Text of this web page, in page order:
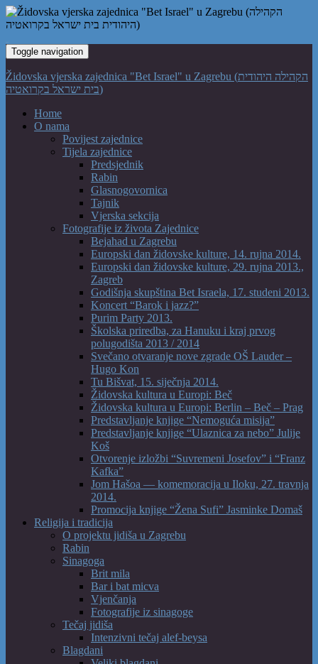
Toggle navigation
Židovska vjerska zajednica "Bet Israel" u Zagrebu (הקהילה היהודית
בית ישראל בקרואטיה)
Home
O nama
Povijest zajednice
Tijela zajednice
Predsjednik
Rabin
Glasnogovornica
Tajnik
Vjerska sekcija
Fotografije iz života Zajednice
Bejahad u Zagrebu
Europski dan židovske kulture, 14. rujna 2014.
Europski dan židovske kulture, 29. rujna 2013.,
Zagreb
Godišnja skupština Bet Israela, 17. studeni 2013.
Koncert “Barok i jazz?”
Purim Party 2013.
Školska priredba, za Hanuku i kraj prvog
polugodišta 2013 / 2014
Svečano otvaranje nove zgrade OŠ Lauder –
Hugo Kon
Tu Bišvat, 15. siječnja 2014.
Židovska kultura u Europi: Beč
Židovska kultura u Europi: Berlin – Beč – Prag
Predstavljanje knjige “Nemoguća misija”
Predstavljanje knjige “Ulaznica za nebo” Julije
Koš
Otvorenje izložbi “Suvremeni Josefov” i “Franz
Kafka”
Jom Hašoa — komemoracija u Iloku, 27. travnja
2014.
Promocija knjige “Žena Sufi” Jasminke Domaš
Religija i tradicija
O projektu jidiša u Zagrebu
Rabin
Sinagoga
Brit mila
Bar i bat micva
Vjenčanja
Fotografije iz sinagoge
Tečaj jidiša
Intenzivni tečaj alef-beysa
Blagdani